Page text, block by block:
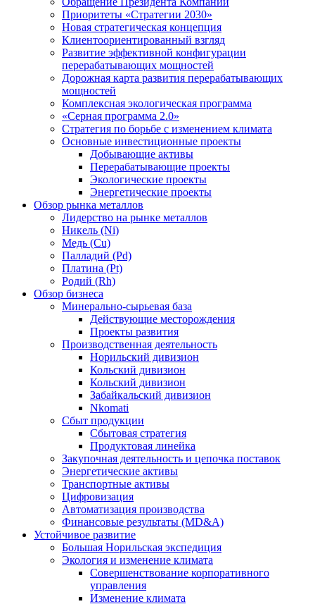
Приоритеты «Стратегии 2030»
Новая стратегическая концепция
Клиентоориентированный взгляд
Развитие эффективной конфигурации
перерабатывающих мощностей
Дорожная карта развития перерабатывающих
мощностей
Комплексная экологическая программа
«Серная программа 2.0»
Стратегия по борьбе с изменением климата
Основные инвестиционные проекты
Добывающие активы
Перерабатывающие проекты
Экологические проекты
Энергетические проекты
Обзор рынка металлов
Лидерство на рынке металлов
Никель (Ni)
Медь (Cu)
Палладий (Pd)
Платина (Pt)
Родий (Rh)
Обзор бизнеса
Минерально-сырьевая база
Действующие месторождения
Проекты развития
Производственная деятельность
Норильский дивизион
Кольский дивизион
Кольский дивизион
Забайкальский дивизион
Nkomati
Сбыт продукции
Сбытовая стратегия
Продуктовая линейка
Закупочная деятельность и цепочка поставок
Энергетические активы
Транспортные активы
Цифровизация
Автоматизация производства
Финансовые результаты (MD&A)
Устойчивое развитие
Большая Норильская экспедиция
Экология и изменение климата
Совершенствование корпоративного
управления
Изменение климата